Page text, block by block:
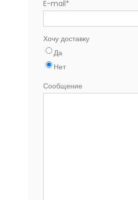
E-mail*
Хочу доставку
Да
Нет
Сообщение